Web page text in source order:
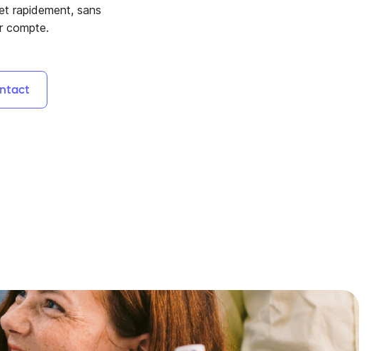
rapidement, sans
compte.